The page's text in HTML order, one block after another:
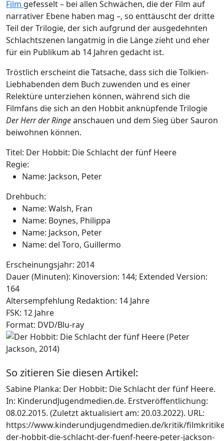
Film gefesselt – bei allen Schwächen, die der Film auf
narrativer Ebene haben mag –, so enttäuscht der dritte
Teil der Trilogie, der sich aufgrund der ausgedehnten
Schlachtszenen langatmig in die Länge zieht und eher
für ein Publikum ab 14 Jahren gedacht ist.
Tröstlich erscheint die Tatsache, dass sich die Tolkien-
Liebhabenden dem Buch zuwenden und es einer
Relektüre unterziehen können, während sich die
Filmfans die sich an den Hobbit anknüpfende Trilogie
Der Herr der Ringeanschauen und dem Sieg über Sauron
beiwohnen können.
Titel: Der Hobbit: Die Schlacht der fünf Heere
Regie:
Name: Jackson, Peter
Drehbuch:
Name: Walsh, Fran
Name: Boynes, Philippa
Name: Jackson, Peter
Name: del Toro, Guillermo
Erscheinungsjahr: 2014
Dauer (Minuten): Kinoversion: 144; Extended Version:
164
Altersempfehlung Redaktion: 14 Jahre
FSK: 12 Jahre
Format: DVD/Blu-ray
So zitieren Sie diesen Artikel:
Sabine Planka: Der Hobbit: Die Schlacht der fünf Heere.
In: KinderundJugendmedien.de. Erstveröffentlichung:
08.02.2015. (Zuletzt aktualisiert am: 20.03.2022). URL:
https://www.kinderundjugendmedien.de/kritik/
der-hobbit-die-schlacht-der-fuenf-heere-peter-jackson-